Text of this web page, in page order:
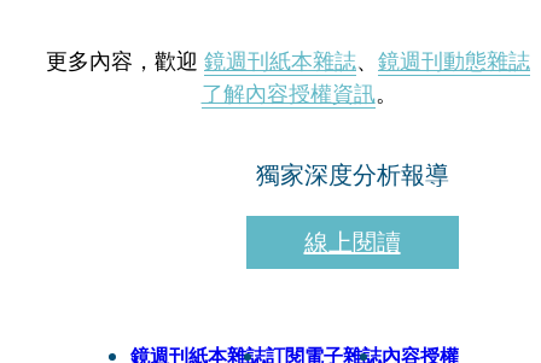
更多內容，歡迎 鏡週刊紙本雜誌、 鏡週刊動態雜誌
了解內容授權資訊。
獨家深度分析報導
線上閱讀
鏡週刊紙本雜誌訂閱電子雜誌內容授權